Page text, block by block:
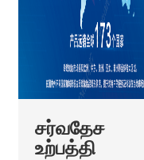
சர்வதேச
உற்பத்தி